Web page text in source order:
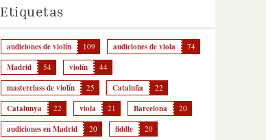
Etiquetas
audiciones de violín 109 audiciones de viola 74
Madrid 54 violín 44
masterclass de violín 25 Cataluña 22
Catalunya 22 viola 21 Barcelona 20
audiciones en Madrid 20 fiddle 20